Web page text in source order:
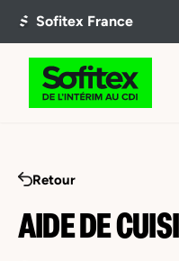
Retour
AIDE DE